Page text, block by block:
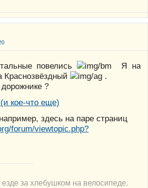
повелись
Я на
Краснозвёздный
.
?
здесь на паре страниц
forum/viewtopic.php?
за хлебушком на велосипеде.